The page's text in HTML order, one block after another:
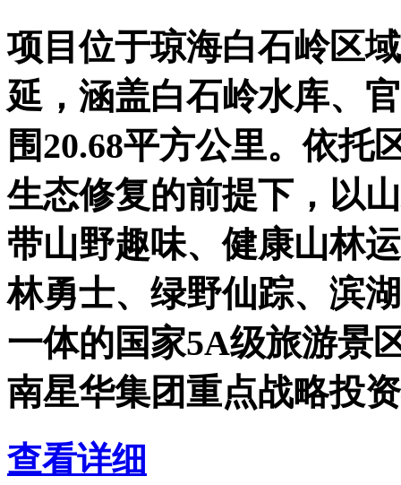
项目位于琼海白石岭区
延，涵盖白石岭水库、
围20.68平方公里。依托
生态修复的前提下，以
带山野趣味、健康山林
林勇士、绿野仙踪、滨
一体的国家5A级旅游景
南星华集团重点战略投
查看详细